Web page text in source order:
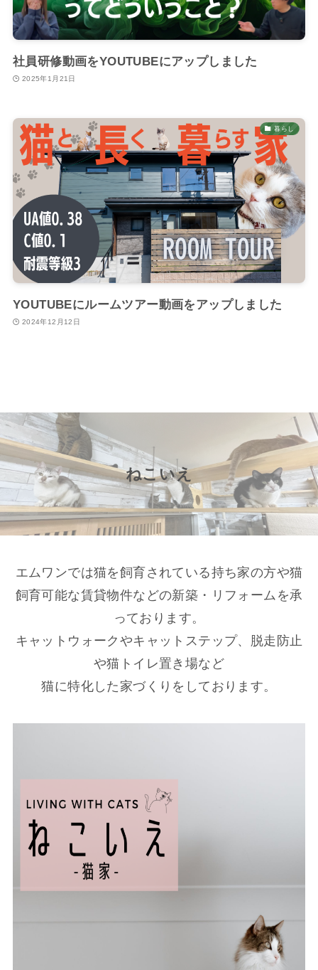
社員研修動画をYOUTUBEにアップしました
2025年1月21日
暮らし
YOUTUBEにルームツアー動画をアップしました
2024年12月12日
ねこいえ
エムワンでは猫を飼育されている持ち家の方や猫
飼育可能な賃貸物件などの新築・リフォームを承
っております。
キャットウォークやキャットステップ、脱走防止
や猫トイレ置き場など
猫に特化した家づくりをしております。